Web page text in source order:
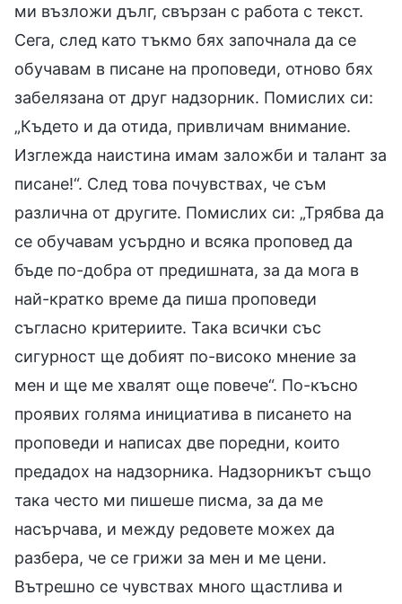
ми възложи дълг, свързан с работа с текст.
Сега, след като тъкмо бях започнала да се
обучавам в писане на проповеди, отново бях
забелязана от друг надзорник. Помислих си:
„Където и да отида, привличам внимание.
Изглежда наистина имам заложби и талант за
писане!“. След това почувствах, че съм
различна от другите. Помислих си: „Трябва да
се обучавам усърдно и всяка проповед да
бъде по-добра от предишната, за да мога в
най-кратко време да пиша проповеди
съгласно критериите. Така всички със
сигурност ще добият по-високо мнение за
мен и ще ме хвалят още повече“. По-късно
проявих голяма инициатива в писането на
проповеди и написах две поредни, които
предадох на надзорника. Надзорникът също
така често ми пишеше писма, за да ме
насърчава, и между редовете можех да
разбера, че се грижи за мен и ме цени.
Вътрешно се чувствах много щастлива и